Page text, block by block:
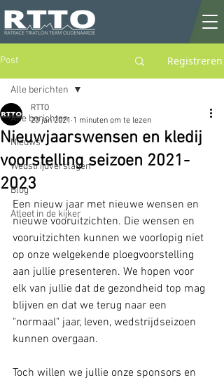
Post Registreren
Alle berichten
Nieuws
Wedstrijdverslagen
Blog
Atleet in de kijker
Alle berichten
Nieuwjaarswensen en kledij
voorstelling seizoen 2021-
2023
RTTO
23 jan 2021 1 minuten om te lezen
Een nieuw jaar met nieuwe wensen en
nieuwe vooruitzichten. Die wensen en
vooruitzichten kunnen we voorlopig niet
op onze welgekende ploegvoorstelling
aan jullie presenteren. We hopen voor
elk van jullie dat de gezondheid top mag
blijven en dat we terug naar een
"normaal" jaar, leven, wedstrijdseizoen
kunnen overgaan.
Toch willen we jullie onze sponsors en